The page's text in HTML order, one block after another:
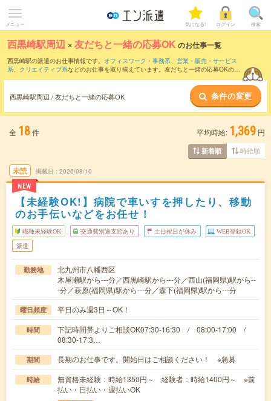
メニュー 気になる! ログイン 検索
西黒崎駅周辺 ×友だちと一緒の応募OK のお仕事一覧
西黒崎駅の派遣のお仕事情報です。 オフィスワーク・事務系、 営業・販売・サービス
系、 クリエイティブ系などのお仕事を取り揃えています。友だちと一緒の応募OKの条
西黒崎駅周辺 / 友だちと一緒の応募OK 条件の変更
全 18件 平均時給: 1,369 円
新着順 時給順
未読
NEW
掲載日 2026/08/10
【未経験OK!】病院で車いすを押したり、移動
のお手伝いなどをお任せ！
職種未経験OK 交通費別途支給あり 土日祝日が休み WEB登録OK
派遣
勤務地
北九州市八幡西区
木屋瀬駅から---分／西黒崎駅から---分／西山(福岡県)駅から--
-分／萩原(福岡県)駅から---分／森下(福岡県)駅から---分
曜日頻度 平日のみ週3日～OK！
時間
下記時間帯よりご相談OK07:30-16:30 / 08:00-17:00 /
08:30-17:3…
期間 長期のお仕事です。開始日はご相談ください！ ※急募
時給
無資格未経験：時給1350円～ 経験者：時給1400円～ ※前
払い・日払い・週払いOK